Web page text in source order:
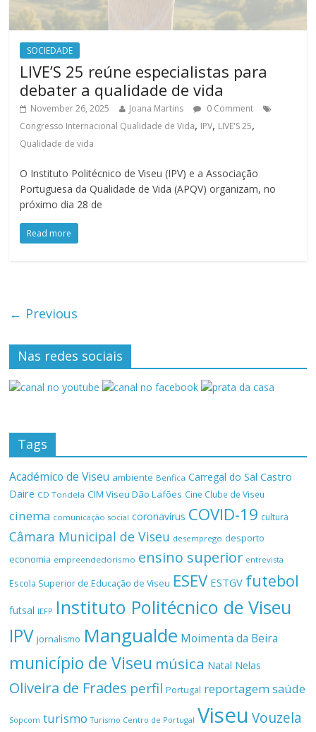
SOCIEDADE
LIVE’S 25 reúne especialistas para
debater a qualidade de vida
November 26, 2025 Joana Martins
0 Comment
Congresso Internacional Qualidade de Vida, IPV, LIVE'S 25,
Qualidade de vida
O Instituto Politécnico de Viseu (IPV) e a Associação
Portuguesa da Qualidade de Vida (APQV) organizam, no
próximo dia 28 de
Read more
← Previous
Nas redes sociais
Tags
Académico de Viseu ambiente Benfica Carregal do Sal Castro
Daire CD Tondela CIM Viseu Dão Lafões Cine Clube de Viseu
cinema comunicação social coronavírus COVID-19 cultura
Câmara Municipal de Viseu desemprego desporto
economia empreendedorismo ensino superior entrevista
Escola Superior de Educação de Viseu ESEV ESTGV futebol
futsal IEFP Instituto Politécnico de Viseu
IPV jornalismo Mangualde Moimenta da Beira
município de Viseu música Natal Nelas
Oliveira de Frades perfil Portugal reportagemsaúde
Sopcom turismo Turismo Centro de Portugal Viseu Vouzela